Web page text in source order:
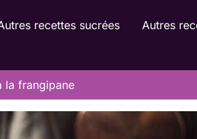
recettes sucrées Autres
la frangipane